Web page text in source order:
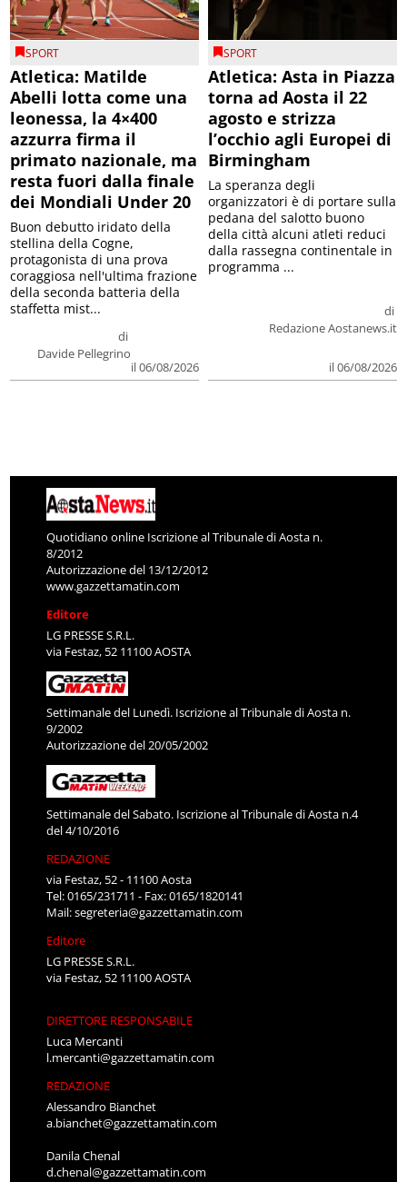
SPORT
Atletica: Matilde
Abelli lotta come una
leonessa, la 4×400
azzurra firma il
primato nazionale, ma
resta fuori dalla finale
dei Mondiali Under 20
di
Davide Pellegrino
il 06/08/2026
Buon debutto iridato della
stellina della Cogne,
protagonista di una prova
coraggiosa nell'ultima frazione
della seconda batteria della
staffetta mist...
SPORT
Atletica: Asta in Piazza
torna ad Aosta il 22
agosto e strizza
l’occhio agli Europei di
Birmingham
di
Redazione Aostanews.it
il 06/08/2026
La speranza degli
organizzatori è di portare sulla
pedana del salotto buono
della città alcuni atleti reduci
dalla rassegna continentale in
programma ...
Quotidiano online Iscrizione al Tribunale di Aosta n.
8/2012
Autorizzazione del 13/12/2012
www.gazzettamatin.com
Editore
LG PRESSE S.R.L.
via Festaz, 52 11100 AOSTA
Settimanale del Lunedì. Iscrizione al Tribunale di Aosta n.
9/2002
Autorizzazione del 20/05/2002
Settimanale del Sabato. Iscrizione al Tribunale di Aosta n.4
del 4/10/2016
REDAZIONE
via Festaz, 52 - 11100 Aosta
Tel: 0165/231711 - Fax: 0165/1820141
Mail:segreteria@gazzettamatin.com
Editore
LG PRESSE S.R.L.
via Festaz, 52 11100 AOSTA
DIRETTORE RESPONSABILE
Luca Mercanti
l.mercanti@gazzettamatin.com
REDAZIONE
Alessandro Bianchet
a.bianchet@gazzettamatin.com
Danila Chenal
d.chenal@gazzettamatin.com